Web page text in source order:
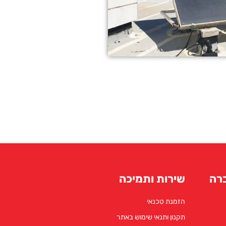
שירות ותמיכה
הזמנת טכנאי
תקנון ותנאי שימוש באתר